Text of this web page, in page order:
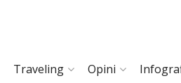
Traveling Opini